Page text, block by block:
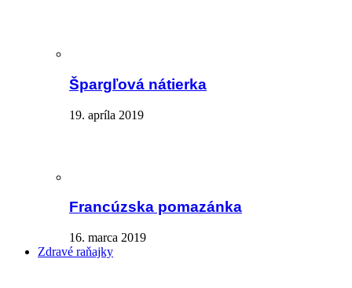
Špargľová nátierka
19. apríla 2019
Francúzska pomazánka
16. marca 2019
Zdravé raňajky